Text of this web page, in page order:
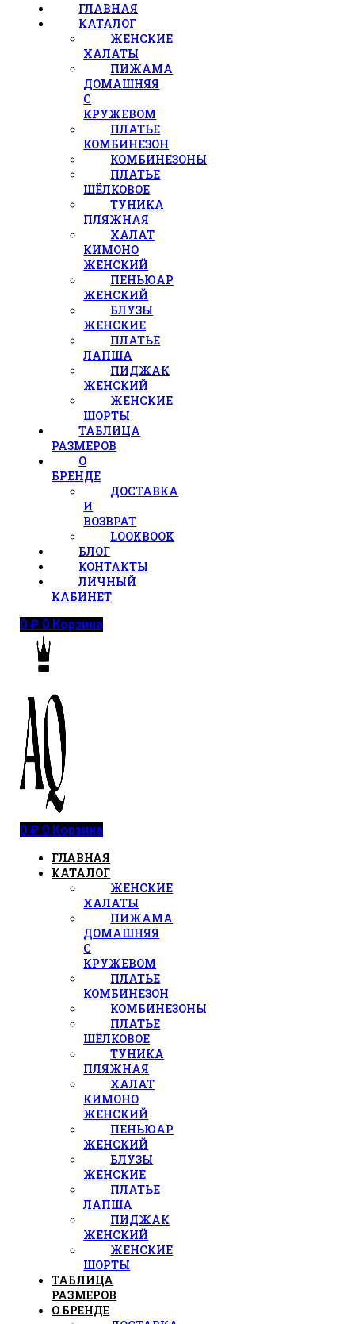
ГЛАВНАЯ
КАТАЛОГ
ЖЕНСКИЕ
ХАЛАТЫ
ПИЖАМА
ДОМАШНЯЯ
С
КРУЖЕВОМ
ПЛАТЬЕ
КОМБИНЕЗОН
КОМБИНЕЗОНЫ
ПЛАТЬЕ
ШЁЛКОВОЕ
ТУНИКА
ПЛЯЖНАЯ
ХАЛАТ
КИМОНО
ЖЕНСКИЙ
ПЕНЬЮАР
ЖЕНСКИЙ
БЛУЗЫ
ЖЕНСКИЕ
ПЛАТЬЕ
ЛАПША
ПИДЖАК
ЖЕНСКИЙ
ЖЕНСКИЕ
ШОРТЫ
ТАБЛИЦА
РАЗМЕРОВ
О
БРЕНДЕ
ДОСТАВКА
И
ВОЗВРАТ
LOOKBOOK
БЛОГ
КОНТАКТЫ
ЛИЧНЫЙ
КАБИНЕТ
0₽ 0 Корзина
0₽ 0 Корзина
ГЛАВНАЯ
КАТАЛОГ
ЖЕНСКИЕ
ХАЛАТЫ
ПИЖАМА
ДОМАШНЯЯ
С
КРУЖЕВОМ
ПЛАТЬЕ
КОМБИНЕЗОН
КОМБИНЕЗОНЫ
ПЛАТЬЕ
ШЁЛКОВОЕ
ТУНИКА
ПЛЯЖНАЯ
ХАЛАТ
КИМОНО
ЖЕНСКИЙ
ПЕНЬЮАР
ЖЕНСКИЙ
БЛУЗЫ
ЖЕНСКИЕ
ПЛАТЬЕ
ЛАПША
ПИДЖАК
ЖЕНСКИЙ
ЖЕНСКИЕ
ШОРТЫ
ТАБЛИЦА
РАЗМЕРОВ
О БРЕНДЕ